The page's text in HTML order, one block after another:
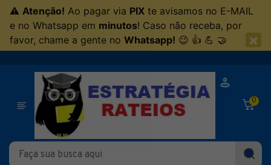
⚠ Atenção! Ao pagar via PIX te avisamos no E-MAIL
e no Whatsapp em minutos! Caso não receba, por
favor, chame a gente no Whatsapp! 😉 👍 💪 🤝 ×
0